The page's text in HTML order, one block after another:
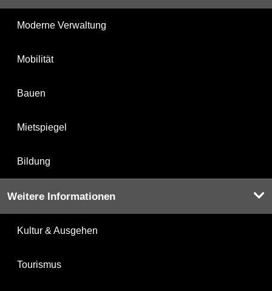
Moderne Verwaltung
Mobilität
Bauen
Mietspiegel
Bildung
Weitere Informationen
Kultur & Ausgehen
Tourismus